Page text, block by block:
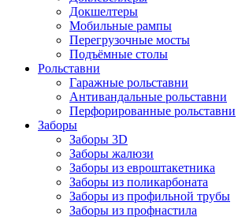
Докшелтеры
Мобильные рампы
Перегрузочные мосты
Подъёмные столы
Рольставни
Гаражные рольставни
Антивандальные рольставни
Перфорированные рольставни
Заборы
Заборы 3D
Заборы жалюзи
Заборы из евроштакетника
Заборы из поликарбоната
Заборы из профильной трубы
Заборы из профнастила